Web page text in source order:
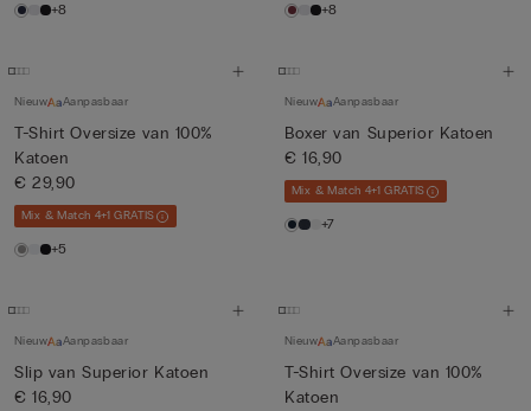
+8 +8
Nieuw Aanpasbaar
T-Shirt Oversize van 100%
Katoen
€ 29,90
Mix & Match 4+1 GRATIS
+5
Nieuw Aanpasbaar
Boxer van Superior Katoen
€ 16,90
Mix & Match 4+1 GRATIS
+7
Nieuw Aanpasbaar
Slip van Superior Katoen
€ 16,90
Nieuw Aanpasbaar
T-Shirt Oversize van 100%
Katoen